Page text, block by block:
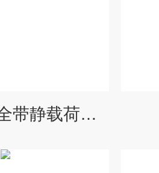
JPL-50KN安全带静载荷拉力试验机